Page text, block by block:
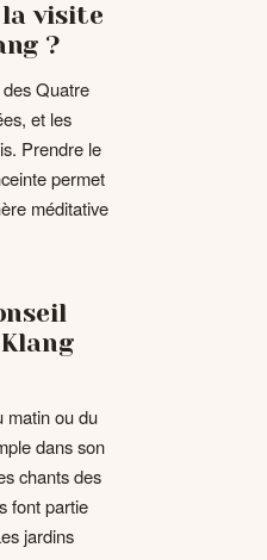
la visite
?
Quatre
et les
Prendre le
permet
méditative
matin ou du
dans son
chants des
font partie
jardins